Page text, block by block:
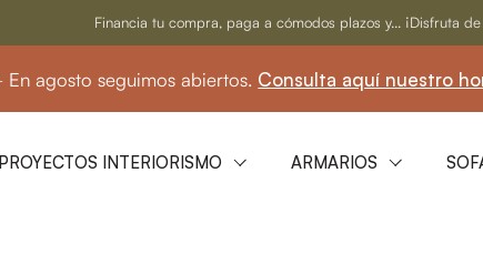
Financia tu compra, paga a cómodos plazos y... ¡Disfruta
seguimos abiertos.Consulta aquí nuestro horario
PROYECTOS INTERIORISMO ARMARIOS